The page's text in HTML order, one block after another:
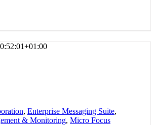
, Enterprise Messaging Suite,
& Monitoring, Micro Focus